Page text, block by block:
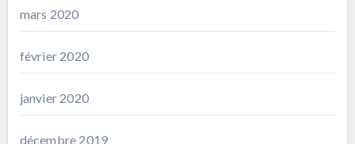
mars 2020
février 2020
janvier 2020
décembre 2019